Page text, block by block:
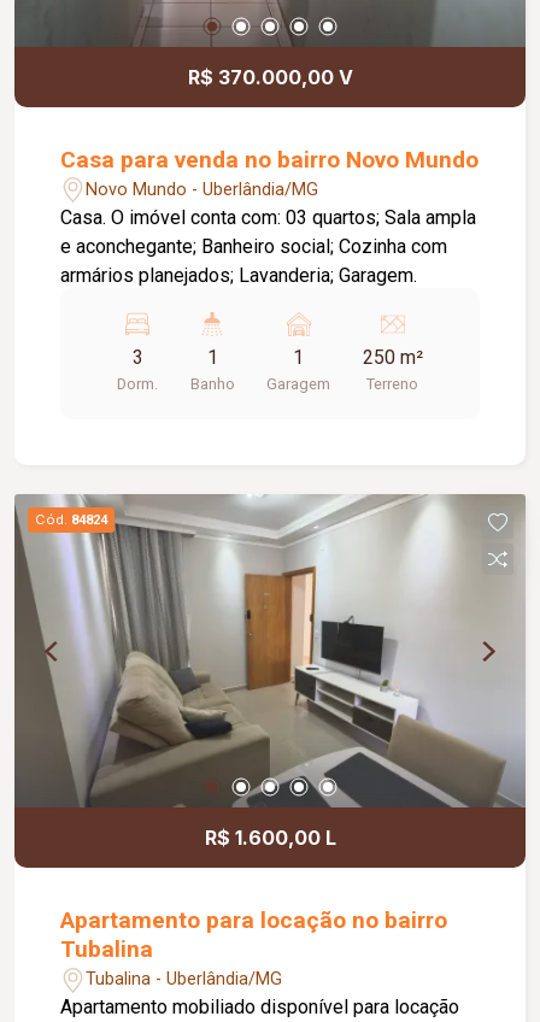
R$ 370.000,00 V
Casa para venda no bairro Novo Mundo
Novo Mundo - Uberlândia/MG
Casa. O imóvel conta com: 03 quartos; Sala ampla
e aconchegante; Banheiro social; Cozinha com
armários planejados; Lavanderia; Garagem.
3
Dorm.
1
Banho
1
Garagem
250 m²
Terreno
Cód. 84824
R$ 1.600,00 L
Apartamento para locação no bairro
Tubalina
Tubalina - Uberlândia/MG
Apartamento mobiliado disponível para locação